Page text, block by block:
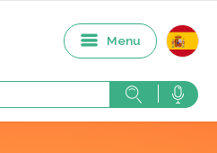
Menu